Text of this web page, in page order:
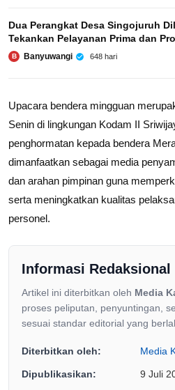
Dua Perangkat Desa Singojuruh
Tekankan Pelayanan Prima dan
B Banyuwangi 648 hari
Upacara bendera mingguan
Senin di lingkungan Kodam II
penghormatan kepada bendera
dimanfaatkan sebagai media
dan arahan pimpinan guna
serta meningkatkan kualitas
personel.
Informasi Redaksional
Artikel ini diterbitkan oleh Media
proses peliputan, penyuntingan,
sesuai standar editorial yang
Diterbitkan oleh: Media
Dipublikasikan: 9 Juli